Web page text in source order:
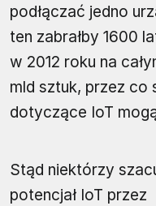
podłączać jedno
ten zabrałby 1600
w 2012 roku na
mld sztuk, przez co
dotyczące IoT
Stąd niektórzy
potencjał IoT przez